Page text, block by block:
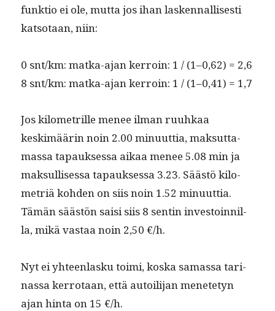
funk­tio ei ole, mut­ta jos ihan lasken­nal­lis­es­ti
kat­so­taan, niin:
0 snt/km: mat­ka-ajan ker­roin: 1 / (1–0,62) = 2,6
8 snt/km: mat­ka-ajan ker­roin: 1 / (1–0,41) = 1,7
Jos kilo­metrille menee ilman ruuhkaa
keskimäärin noin 2.00 min­u­ut­tia, mak­sut­ta­
mas­sa tapauk­ses­sa aikaa menee 5.08 min ja
mak­sullises­sa tapauk­ses­sa 3.23. Säästö kilo­
metriä kohden on siis noin 1.52 min­u­ut­tia.
Tämän säästön saisi siis 8 sentin investoin­nil­
la, mikä vas­taa noin 2,50 €/h.
Nyt ei yhteen­lasku toi­mi, kos­ka samas­sa tari­
nas­sa ker­ro­taan, että autoil­i­jan menete­tyn
ajan hin­ta on 15 €/h.